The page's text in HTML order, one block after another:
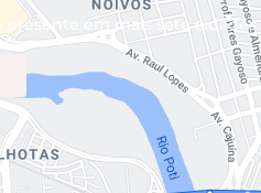
presente em mais sete cidades.